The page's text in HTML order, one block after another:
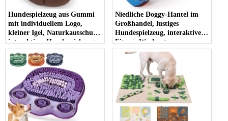
Hundespielzeug aus Gummi
mit individuellem Logo,
kleiner Igel, Naturkautschuk,
interaktives Hundespielzeug,
Kauspielzeug für Hunde
Niedliche Doggy-Hantel im
Großhandel, lustiges
Hundespielzeug, interaktives
Fitness-Workout,
ausgefallenes Kauspielzeug
für Hunde, Hantel